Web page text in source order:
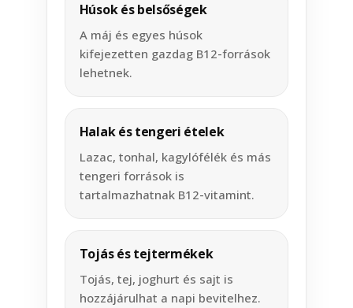
Húsok és belsőségek
A máj és egyes húsok
kifejezetten gazdag B12-források
lehetnek.
Halak és tengeri ételek
Lazac, tonhal, kagylófélék és más
tengeri források is
tartalmazhatnak B12-vitamint.
Tojás és tejtermékek
Tojás, tej, joghurt és sajt is
hozzájárulhat a napi bevitelhez.